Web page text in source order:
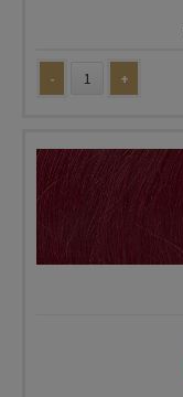
- +